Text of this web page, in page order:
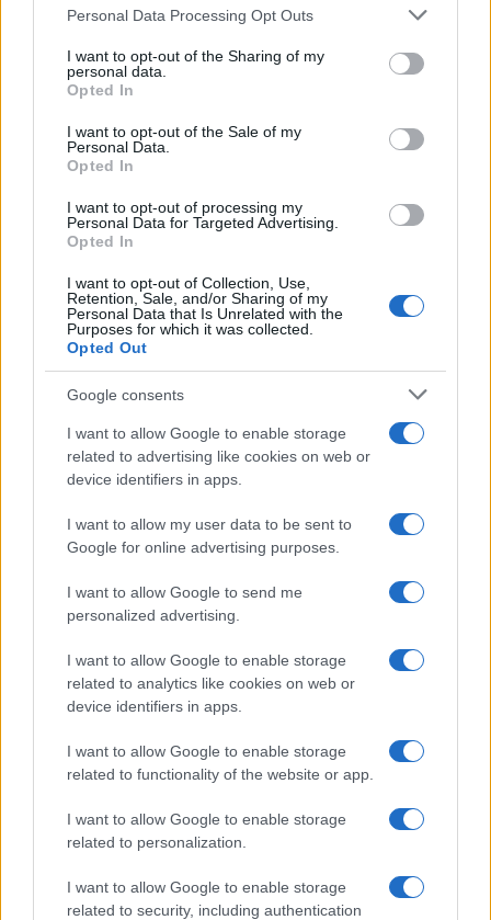
Please note that this website/app uses one or more Google
not limited to your visit or usage behaviour. You may click to
grant or deny consent to Google and its third-party tags to
use your data for below specified purposes in below Google
consent section.
Personal Data Processing Opt Outs
I want to opt-out of the Sharing of my
personal data.
Opted In
I want to opt-out of the Sale of my
Personal Data.
Opted In
I want to opt-out of processing my
Personal Data for Targeted Advertising.
Opted In
I want to opt-out of Collection, Use,
Retention, Sale, and/or Sharing of my
Personal Data that Is Unrelated with the
Purposes for which it was collected.
Opted Out
Google consents
I want to allow Google to enable storage
related to advertising like cookies on web or
device identifiers in apps.
I want to allow my user data to be sent to
Google for online advertising purposes.
I want to allow Google to send me
personalized advertising.
I want to allow Google to enable storage
related to analytics like cookies on web or
device identifiers in apps.
I want to allow Google to enable storage
related to functionality of the website or app.
I want to allow Google to enable storage
related to personalization.
I want to allow Google to enable storage
related to security, including authentication
Continua a leggere
LIFESTYLE
Guida step-by-step per un’immagine pubblica
credibile e glam
LIFESTYLE